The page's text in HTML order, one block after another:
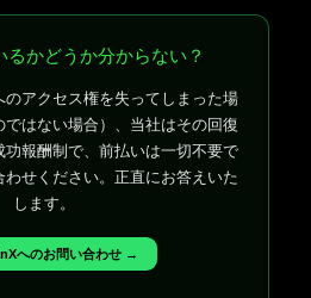
るかどうか分からない？
のアクセス権を失ってしまった場
はない場合）、当社はその回復
功報酬制で、前払いは一切不要で
せください。正直にお答えいた
します。
へのお問い合わせ →